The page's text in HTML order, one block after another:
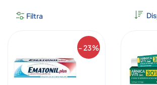
Filtra
- 23%